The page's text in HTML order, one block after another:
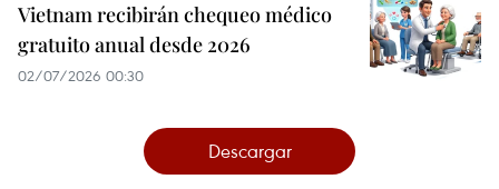
Vietnam recibirán chequeo médico
gratuito anual desde 2026
02/07/2026 00:30
Descargar